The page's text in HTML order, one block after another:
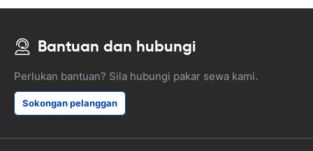
Bantuan dan hubungi
Perlukan bantuan? Sila hubungi pakar sewa kami.
Sokongan pelanggan